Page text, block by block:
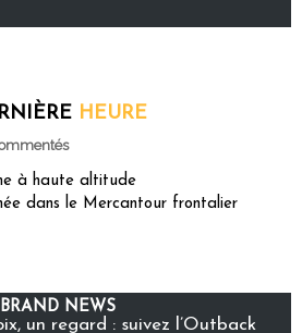
HEURE
à haute altitude
dans le Mercantour frontalier
BRAND NEWS
un regard : suivez l’Outback